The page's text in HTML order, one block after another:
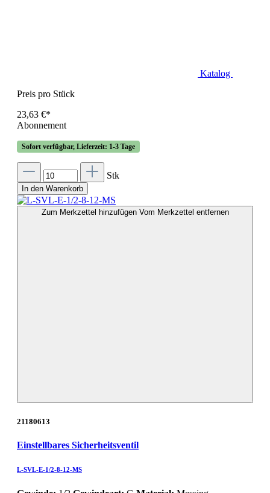
Katalog
Preis pro Stück
23,63 €*
Abonnement
Sofort verfügbar, Lieferzeit: 1-3 Tage
Stk
In den Warenkorb
Zum Merkzettel hinzufügen Vom Merkzettel entfernen
21180613
Einstellbares Sicherheitsventil
L-SVL-E-1/2-8-12-MS